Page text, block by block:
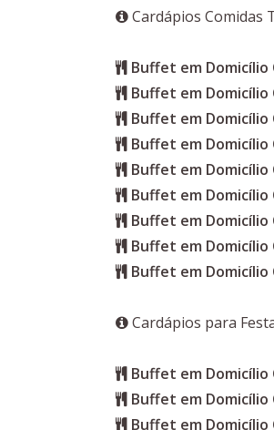
Cardápios Comidas
Buffet em Domicílio
Buffet em Domicílio
Buffet em Domicílio
Buffet em Domicílio
Buffet em Domicílio
Buffet em Domicílio
Buffet em Domicílio
Buffet em Domicílio
Buffet em Domicílio
Cardápios para
Buffet em Domicílio
Buffet em Domicílio
Buffet em